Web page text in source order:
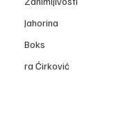
Jahorina
Boks
ra Ćirković